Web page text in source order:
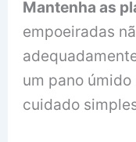
Mantenha as
empoeiradas
um pano úmido
cuidado